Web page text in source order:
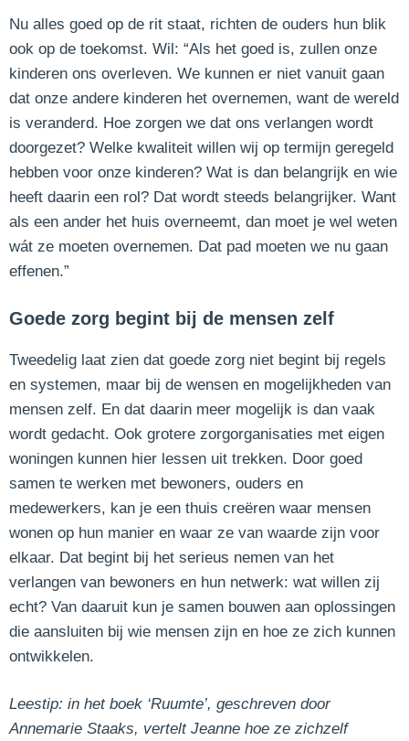
Nu alles goed op de rit staat, richten de ouders hun blik
ook op de toekomst. Wil: “Als het goed is, zullen onze
kinderen ons overleven. We kunnen er niet vanuit gaan
dat onze andere kinderen het overnemen, want de wereld
is veranderd. Hoe zorgen we dat ons verlangen wordt
doorgezet? Welke kwaliteit willen wij op termijn geregeld
hebben voor onze kinderen? Wat is dan belangrijk en wie
heeft daarin een rol? Dat wordt steeds belangrijker. Want
als een ander het huis overneemt, dan moet je wel weten
wát ze moeten overnemen. Dat pad moeten we nu gaan
effenen.”
Goede zorg begint bij de mensen zelf
Tweedelig laat zien dat goede zorg niet begint bij regels
en systemen, maar bij de wensen en mogelijkheden van
mensen zelf. En dat daarin meer mogelijk is dan vaak
wordt gedacht. Ook grotere zorgorganisaties met eigen
woningen kunnen hier lessen uit trekken. Door goed
samen te werken met bewoners, ouders en
medewerkers, kan je een thuis creëren waar mensen
wonen op hun manier en waar ze van waarde zijn voor
elkaar. Dat begint bij het serieus nemen van het
verlangen van bewoners en hun netwerk: wat willen zij
echt? Van daaruit kun je samen bouwen aan oplossingen
die aansluiten bij wie mensen zijn en hoe ze zich kunnen
ontwikkelen.
Leestip: in het boek ‘Ruumte’, geschreven door
Annemarie Staaks, vertelt Jeanne hoe ze zichzelf